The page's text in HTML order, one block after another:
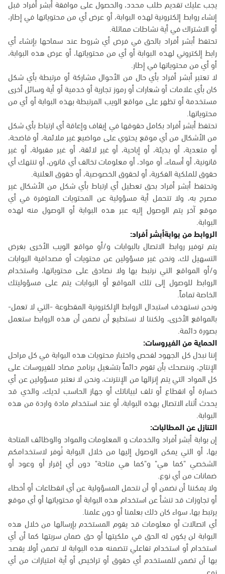
يجب عليك تقديم طلب محدد، والحصول على موافقة أبشر أفراد قبل
إنشاء روابط إلكترونية لهذه البوابة، أو عرض أي من محتوياتها في إطار،
أو الاشتراك في أية نشاطات مماثلة.
تحتفظ أبشر أفراد بالحق في فرض أي شروط عند سماحها بإنشاء أي
رابط إلكتروني لهذه البوابة أو أي من محتوياتها، أو عرض هذه البوابة،
أو أي من محتوياتها في إطار.
لا تعتبر أبشر أفراد بأي حال من الأحوال مشاركة أو مرتبطة بأي شكل
كان بأي علامات أو شعارات أو رموز تجارية أو خدمية أو أية وسائل أخرى
مستخدمة أو تظهر على مواقع الويب المرتبطة بهذه البوابة أو أي من
محتوياتها.
تحتفظ أبشر أفراد بكامل حقوقها في إيقاف وإعاقة أي ارتباط بأي شكل
من الأشكال من أي موقع يحتوي على مواضيع غير ملائمة، أو فاضحة،
أو متعدية، أو بذيئة، أو إباحية، أو غير لائقة، أو غير مقبولة، أو غير
قانونية، أو أسماء، أو مواد، أو معلومات تخالف أي قانون، أو تنتهك أي
حقوق للملكية الفكرية، أو لحقوق الخصوصية، أو حقوق العلنية.
وتحتفظ أبشر أفراد بحق تعطيل أي ارتباط بأي شكل من الأشكال غير
مصرح به، ولا تتحمل أية مسؤولية عن المحتويات المتوفرة في أي
موقع آخر يتم الوصول إليه عبر هذه البوابة أو الوصول منه لهذه
البوابة.
الروابط من بوابةأبشر أفراد:
يتم توفير روابط الاتصال بالبوابات و/أو مواقع الويب الأخرى بغرض
التسهيل لك، ونحن غير مسؤولين عن محتويات أو مصداقية البوابات
و/أو المواقع التي نرتبط بها ولا نصادق على محتوياتها، واستخدام
الروابط للوصول إلى تلك المواقع أو البوابات يتم على مسؤوليتك
الخاصة تماماً.
ونحن نستهدف استبدال الروابط الإلكترونية المقطوعة -التي لا تعمل-
بالمواقع الأخرى، ولكننا لا نستطيع أن نضمن أن هذه الروابط ستعمل
بصورة دائمة.
الحماية من الفيروسات:
إننا نبذل كل الجهود لفحص واختبار محتويات هذه البوابة في كل مراحل
الإنتاج، وننصحك بأن تقوم دائماً بتشغيل برنامج مضاد للفيروسات على
كل المواد التي يتم إنزالها من الإنترنت، ونحن لا نعتبر مسؤولين عن أي
خسارة أو انقطاع أو تلف لبياناتك أو جهاز الحاسب لديك، والذي قد
يحدث أثناء الاتصال بهذه البوابة، أو عند استخدام مادة واردة من هذه
البوابة.
التنازل عن المطالبات:
إن بوابة أبشر أفراد والخدمات و المعلومات والمواد والوظائف المتاحة
بها، أو التي يمكن الوصول إليها من خلال البوابة تُوفر لاستخدامكم
الشخصي "كما هي" و"كما هي متاحة" دون أي إقرار أو وعود أو
ضمانات من أي نوع.
ولا يمكننا أن نضمن أو أن نتحمل المسؤولية عن أي انقطاعات أو أخطاء
أو تجاوزات قد تنشأ عن استخدام هذه البوابة أو محتوياتها أو أي موقع
يرتبط بها، سواء كان ذلك بعلمنا أو دون علمنا.
أي اتصالات أو معلومات قد يقوم المستخدم بإرسالها من خلال هذه
البوابة لن يكون له الحق في ملكيتها أو حق ضمان سريتها كما أن أي
استخدام أو استخدام تفاعلي تتضمنه هذه البوابة لا تضمن أولا يقصد
بها أن تضمن للمستخدم أي حقوق أو تراخيص أو أية امتيازات من أي
نوع.